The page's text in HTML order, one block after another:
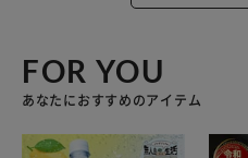
FOR YOU
あなたにおすすめのアイテム